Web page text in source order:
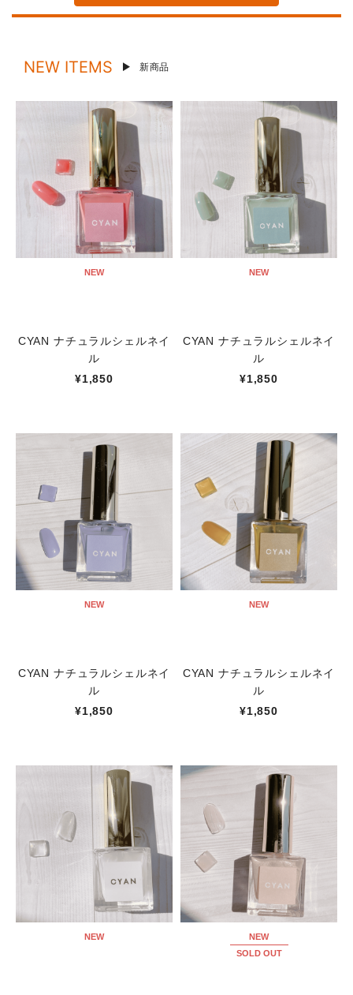
NEW ITEMS 新商品
NEW
CYAN ナチュラルシェルネイ
ル
¥1,850
NEW
CYAN ナチュラルシェルネイ
ル
¥1,850
NEW
CYAN ナチュラルシェルネイ
ル
¥1,850
NEW
CYAN ナチュラルシェルネイ
ル
¥1,850
NEW
NEW
SOLD OUT